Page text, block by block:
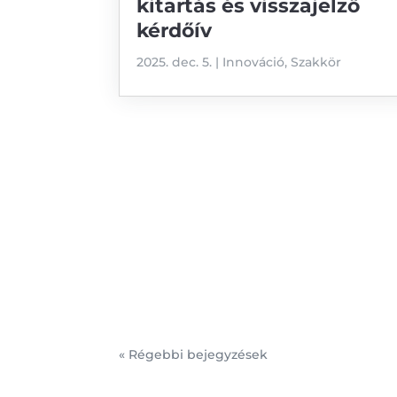
kitartás és visszajelző
kérdőív
2025. dec. 5. | Innováció,Szakkör
« Régebbi bejegyzések